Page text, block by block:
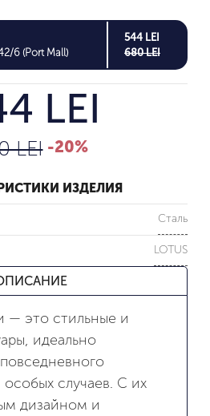
6 (Port Mall)
544 LEI
680 LEI
LEI
LEI -20%
ИЗДЕЛИЯ
Сталь
LOTUS
— это стильные и
идеально
случаев. С их
дизайном и